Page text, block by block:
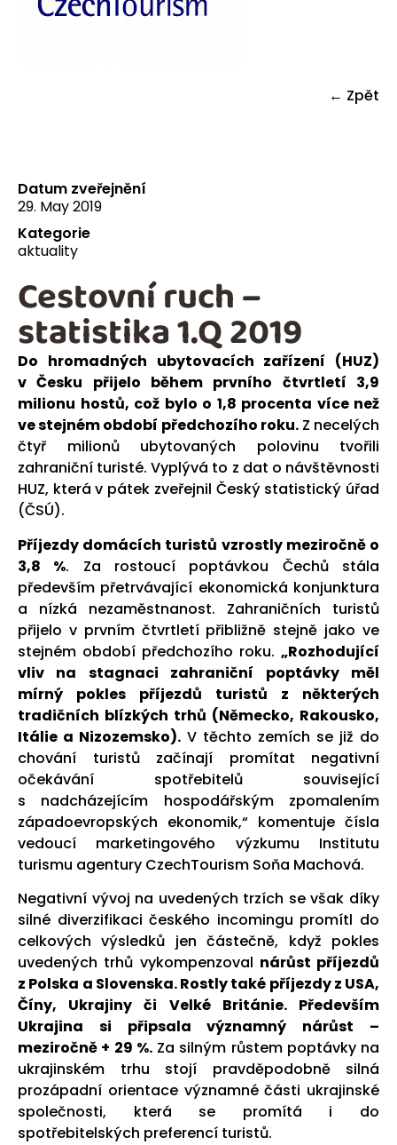
← Zpět
Datum zveřejnění
29. May 2019
Kategorie
aktuality
Do hromadných ubytovacích zařízení (HUZ)
v Česku přijelo během prvního čtvrtletí 3,9
milionu hostů, což bylo o 1,8 procenta více než
ve stejném období předchozího roku.Z necelých
čtyř milionů ubytovaných polovinu tvořili
zahraniční turisté. Vyplývá to z dat o návštěvnosti
HUZ, která v pátek zveřejnil Český statistický úřad
(ČSÚ).
Příjezdy domácích turistů vzrostly meziročně o
3,8 %. Za rostoucí poptávkou Čechů stála
především přetrvávající ekonomická konjunktura
a nízká nezaměstnanost. Zahraničních turistů
přijelo v prvním čtvrtletí přibližně stejně jako ve
stejném období předchozího roku. „Rozhodující
vliv na stagnaci zahraniční poptávky měl
mírný pokles příjezdů turistů z některých
tradičních blízkých trhů (Německo, Rakousko,
Itálie a Nizozemsko). V těchto zemích se již do
chování turistů začínají promítat negativní
očekávání spotřebitelů související
s nadcházejícím hospodářským zpomalením
západoevropských ekonomik,“ komentuje čísla
vedoucí marketingového výzkumu Institutu
turismu agentury CzechTourism Soňa Machová.
Negativní vývoj na uvedených trzích se však díky
silné diverzifikaci českého incomingu promítl do
celkových výsledků jen částečně, když pokles
uvedených trhů vykompenzoval nárůst příjezdů
z Polska a Slovenska. Rostly také příjezdy z USA,
Číny, Ukrajiny či Velké Británie. Především
Ukrajina si připsala významný nárůst –
meziročně + 29 %.Za silným růstem poptávky na
ukrajinském trhu stojí pravděpodobně silná
prozápadní orientace významné části ukrajinské
společnosti, která se promítá i do
spotřebitelských preferencí turistů.
Cestovní ruch –
statistika 1.Q 2019